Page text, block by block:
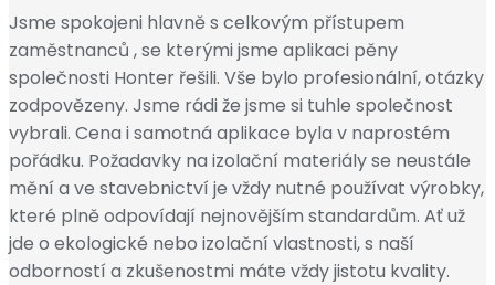
Jsme spokojeni hlavně s celkovým přístupem
zaměstnanců , se kterými jsme aplikaci pěny
společnosti Honter řešili. Vše bylo profesionální, otázky
zodpovězeny. Jsme rádi že jsme si tuhle společnost
vybrali. Cena i samotná aplikace byla v naprostém
pořádku. Požadavky na izolační materiály se neustále
mění a ve stavebnictví je vždy nutné používat výrobky,
které plně odpovídají nejnovějším standardům. Ať už
jde o ekologické nebo izolační vlastnosti, s naší
odborností a zkušenostmi máte vždy jistotu kvality.